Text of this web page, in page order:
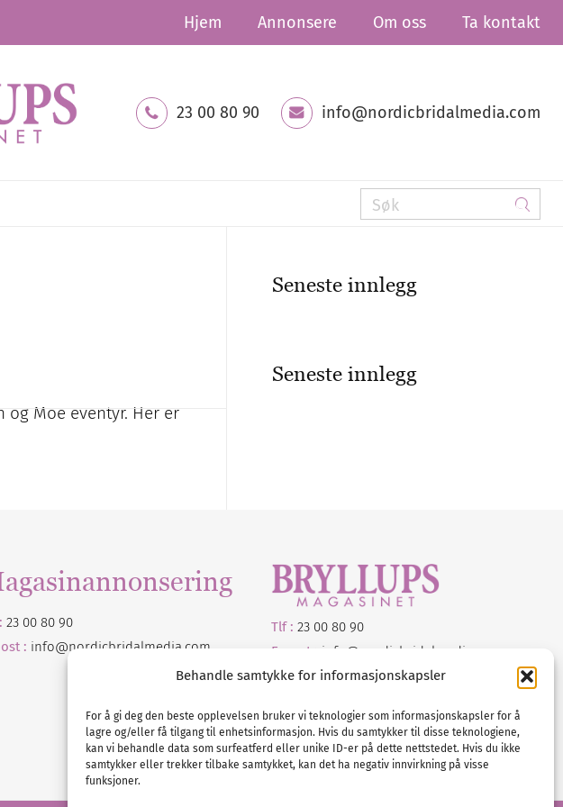
Behandle samtykke for informasjonskapsler
For å gi deg den beste opplevelsen bruker vi teknologier som informasjonskapsler for å
lagre og/eller få tilgang til enhetsinformasjon. Hvis du samtykker til disse teknologiene,
kan vi behandle data som surfeatferd eller unike ID-er på dette nettstedet. Hvis du ikke
samtykker eller trekker tilbake samtykket, kan det ha negativ innvirkning på visse
funksjoner.
Hjem Annonsere Om oss Ta kontakt
23 00 80 90 info@nordicbridalmedia.com
Moe eventyr. Her er
Seneste innlegg
Seneste innlegg
23 00 80 90
: info@nordicbridalmedia .com
Tlf : 23 00 80 90
E-post : info@ nordicbridalmedia
Bryllupsmagasinet Norge
VAT: NO911740648